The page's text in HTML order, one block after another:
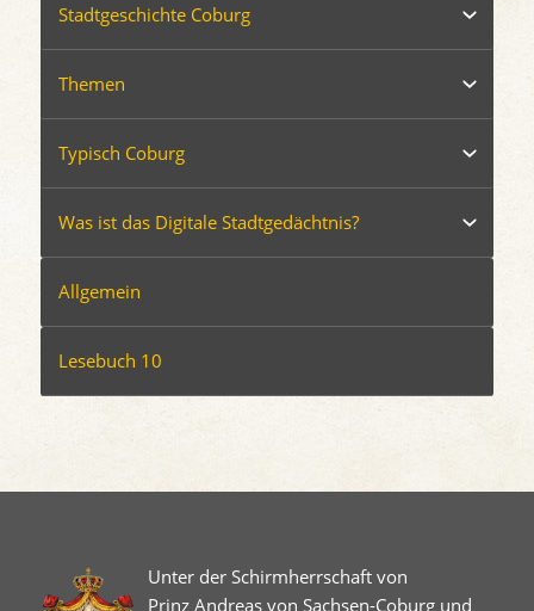
Stadtgeschichte Coburg
Themen
Typisch Coburg
Was ist das Digitale Stadtgedächtnis?
Allgemein
Lesebuch 10
Unter der Schirmherrschaft von
Prinz Andreas von Sachsen-Coburg und